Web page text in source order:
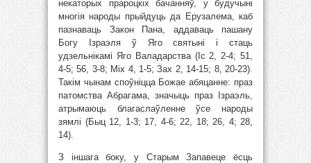
некаторых прароцкіх бачанняў, у будучыні
многія народы прыйдуць да Ерузалема, каб
пазнаваць Закон Пана, аддаваць пашану
Богу Ізраэля ў Яго святыні і стаць
удзельнікамі Яго Валадарства (Іс 2, 2-4; 51,
4-5; 56, 3-8; Міх 4, 1-5; Зах 2, 14-15; 8, 20-23).
Такім чынам споўніцца Божае абяцанне: праз
патомства Абрагама, значыць праз Ізраэль,
атрымаюць благаслаўленне ўсе народы
зямлі (Быц 12, 1-3; 17, 4-6; 22, 18; 26, 4; 28,
14).
З іншага боку, у Старым Запавеце ёсць